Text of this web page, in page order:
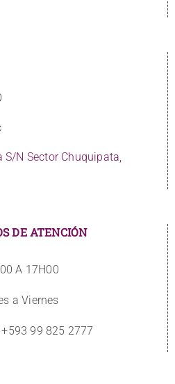
S/N Sector Chuquipata,
DE ATENCIÓN
A 17H00
a Viernes
+593 99 825 2777